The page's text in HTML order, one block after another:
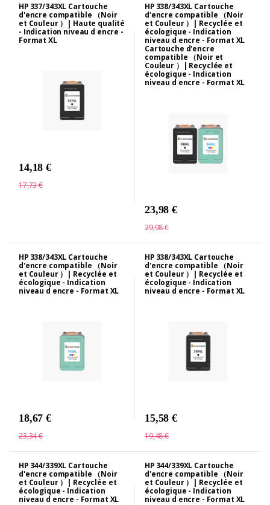
HP 337/343XL Cartouche
d'encre compatible （Noir
et Couleur ）| Haute qualité
- Indication niveau d encre -
Format XL
14,18 €
17,73 €
HP 338/343XL Cartouche
d'encre compatible （Noir
et Couleur ）| Recyclée et
écologique - Indication
niveau d encre - Format XL
Cartouche d'encre
compatible （Noir et
Couleur ）| Recyclée et
écologique - Indication
niveau d encre - Format XL
23,98 €
29,98 €
HP 338/343XL Cartouche
d'encre compatible （Noir
et Couleur ）| Recyclée et
écologique - Indication
niveau d encre - Format XL
18,67 €
23,34 €
HP 338/343XL Cartouche
d'encre compatible （Noir
et Couleur ）| Recyclée et
écologique - Indication
niveau d encre - Format XL
15,58 €
19,48 €
HP 344/339XL Cartouche
d'encre compatible （Noir
et Couleur ）| Recyclée et
écologique - Indication
niveau d encre - Format XL
HP 344/339XL Cartouche
d'encre compatible （Noir
et Couleur ）| Recyclée et
écologique - Indication
niveau d encre - Format XL